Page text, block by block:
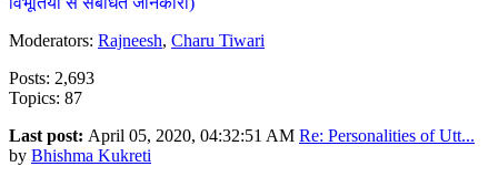
Moderators: Rajneesh, Charu Tiwari
Posts: 2,693
Topics: 87
Last post: April 05, 2020, 04:32:51 AM Re: Personalities of Utt...
by Bhishma Kukreti